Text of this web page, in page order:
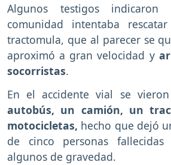
Algunos testigos
comunidad intentaba
tractomula, que al parecer se
aproximó a gran velocidad y
socorristas.
En el accidente vial se
autobús, un camión, un
motocicletas, hecho que dejó
de cinco personas
algunos de gravedad.